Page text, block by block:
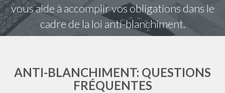
vous aide à accomplir vos obligations dans le
cadre de la loi anti-blanchiment.
ANTI-BLANCHIMENT: QUESTIONS
FRÉQUENTES